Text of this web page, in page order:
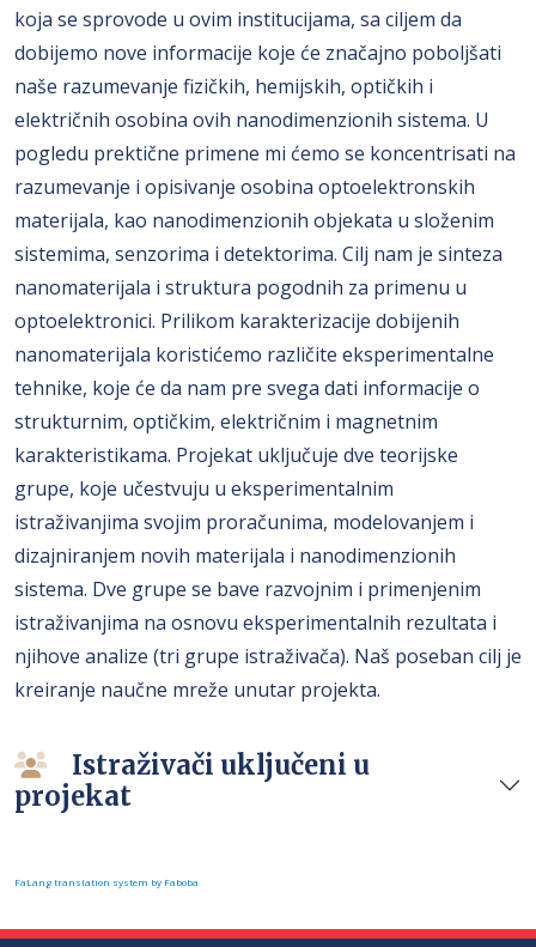
koja se sprovode u ovim institucijama, sa ciljem da
dobijemo nove informacije koje će značajno poboljšati
naše razumevanje fizičkih, hemijskih, optičkih i
električnih osobina ovih nanodimenzionih sistema. U
pogledu prektične primene mi ćemo se koncentrisati na
razumevanje i opisivanje osobina optoelektronskih
materijala, kao nanodimenzionih objekata u složenim
sistemima, senzorima i detektorima. Cilj nam je sinteza
nanomaterijala i struktura pogodnih za primenu u
optoelektronici. Prilikom karakterizacije dobijenih
nanomaterijala koristićemo različite eksperimentalne
tehnike, koje će da nam pre svega dati informacije o
strukturnim, optičkim, električnim i magnetnim
karakteristikama. Projekat uključuje dve teorijske
grupe, koje učestvuju u eksperimentalnim
istraživanjima svojim proračunima, modelovanjem i
dizajniranjem novih materijala i nanodimenzionih
sistema. Dve grupe se bave razvojnim i primenjenim
istraživanjima na osnovu eksperimentalnih rezultata i
njihove analize (tri grupe istraživača). Naš poseban cilj je
kreiranje naučne mreže unutar projekta.
Istraživači uključeni u
projekat
FaLang translation system by Faboba